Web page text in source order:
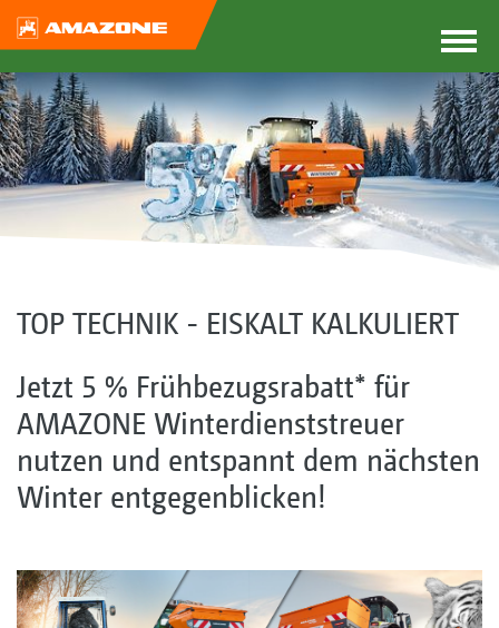
TOP TECHNIK - EISKALT KALKULIERT
Jetzt 5 % Frühbezugsrabatt* für
AMAZONE Winterdienststreuer
nutzen und entspannt dem nächsten
Winter entgegenblicken!